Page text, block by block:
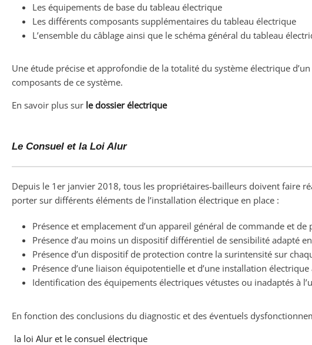
Les équipements de base du tableau électrique
Les différents composants supplémentaires du tableau électrique
L’ensemble du câblage ainsi que le schéma général du tableau
Une étude précise et approfondie de la totalité du système électrique
composants de ce système.
En savoir plus sur le dossier électrique
Le Consuel et la Loi Alur
Depuis le 1er janvier 2018, tous les propriétaires-bailleurs doivent faire
porter sur différents éléments de l’installation électrique en place :
Présence et emplacement d’un appareil général de commande et de
Présence d’au moins un dispositif différentiel de sensibilité adapté
Présence d’un dispositif de protection contre la surintensité sur
Présence d’une liaison équipotentielle et d’une installation
Identification des équipements électriques vétustes ou inadaptés à
En fonction des conclusions du diagnostic et des éventuels
la loi Alur et le consuel électrique